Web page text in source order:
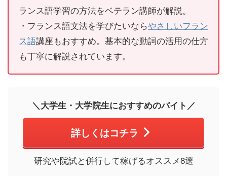
ランス語学習の方法をベテラン講師が解説。
・フランス語文法を学びたいならやさしいフラン
ス語講座もおすすめ。基本的な動詞の活用の仕方
も丁寧に解説されています。
＼大学生・大学院生におすすめのバイト／
詳しくはコチラ
研究や院試と併行して稼げるオススメ8選